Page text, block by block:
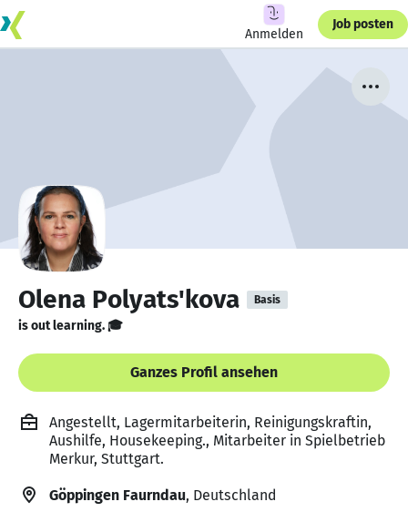
Anmelden
Job posten
Olena Polyats'kova Basis
is out learning. 🎓
Ganzes Profil ansehen
Angestellt, Lagermitarbeiterin, Reinigungskraftin,
Aushilfe, Housekeeping., Mitarbeiter in Spielbetrieb
Merkur, Stuttgart.
Göppingen Faurndau, Deutschland